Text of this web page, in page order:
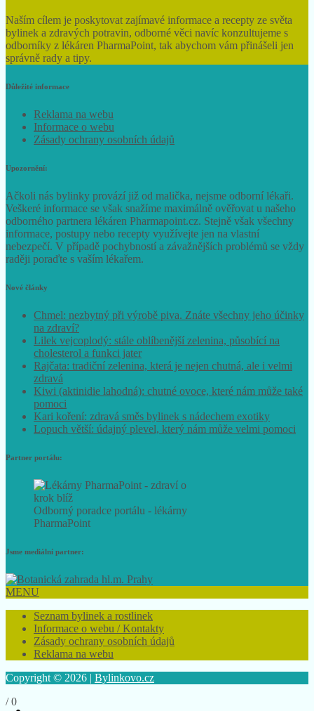
Naším cílem je poskytovat zajímavé informace a recepty ze světa
bylinek a zdravých potravin, odborné věci navíc konzultujeme s
odborníky z lékáren PharmaPoint, tak abychom vám přinášeli jen
správně rady a tipy.
Důležité informace
Reklama na webu
Informace o webu
Zásady ochrany osobních údajů
Upozornění:
Ačkoli nás bylinky provází již od malička, nejsme odborní lékaři.
Veškeré informace se však snažíme maximálně ověřovat u našeho
odborného partnera lékáren Pharmapoint.cz. Stejně však všechny
informace, postupy nebo recepty využívejte jen na vlastní
nebezpečí. V případě pochybností a závažnějších problémů se vždy
raději poraďte s vaším lékařem.
Nové články
Chmel: nezbytný při výrobě piva. Znáte všechny jeho účinky
na zdraví?
Lilek vejcoplodý: stále oblíbenější zelenina, působící na
cholesterol a funkci jater
Rajčata: tradiční zelenina, která je nejen chutná, ale i velmi
zdravá
Kiwi (aktinidie lahodná): chutné ovoce, které nám může také
pomoci
Kari koření: zdravá směs bylinek s nádechem exotiky
Lopuch větší: údajný plevel, který nám může velmi pomoci
Partner portálu:
Odborný poradce portálu - lékárny
PharmaPoint
Jsme mediální partner:
MENU
Seznam bylinek a rostlinek
Informace o webu / Kontakty
Zásady ochrany osobních údajů
Reklama na webu
Copyright © 2026 | Bylinkovo.cz
/0